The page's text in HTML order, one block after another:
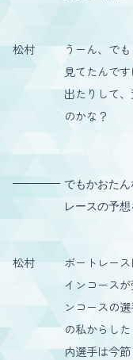
松村
うーん、で
見てたんで
出たりして
のかな？
でもかおた
レースの予想
松村
ボートレー
インコース
ンコースの
の私からし
内選手は今